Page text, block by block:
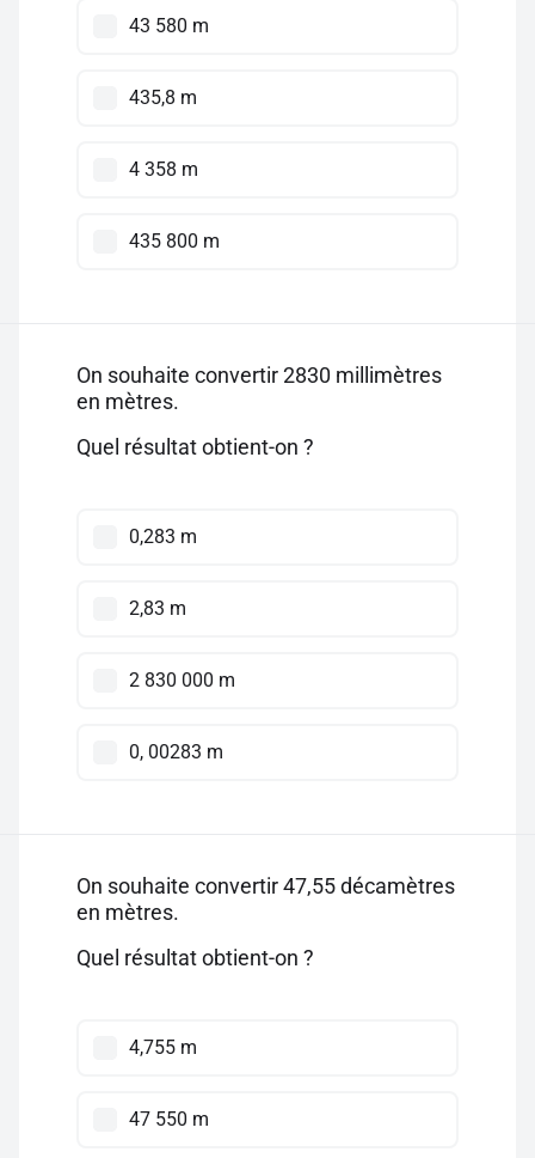
43 580 m
435,8 m
4 358 m
435 800 m
On souhaite convertir 2830 millimètres
en mètres.
Quel résultat obtient-on ?
0,283 m
2,83 m
2 830 000 m
0, 00283 m
On souhaite convertir 47,55 décamètres
en mètres.
Quel résultat obtient-on ?
4,755 m
47 550 m